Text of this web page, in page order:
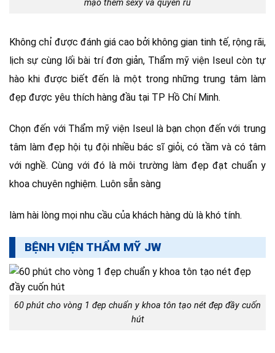
mạo thêm sexy và quyến rũ
Không chỉ được đánh giá cao bởi không gian tinh tế, rộng rãi,
lịch sự cùng lối bài trí đơn giản, Thẩm mỹ viện Iseul còn tự
hào khi được biết đến là một trong những trung tâm làm
đẹp được yêu thích hàng đầu tại TP Hồ Chí Minh.
Chọn đến với Thẩm mỹ viện Iseul là bạn chọn đến với trung
tâm làm đẹp hội tụ đội nhiều bác sĩ giỏi, có tầm và có tâm
với nghề. Cùng với đó là môi trường làm đẹp đạt chuẩn y
khoa chuyên nghiệm. Luôn sẵn sàng
làm hài lòng mọi nhu cầu của khách hàng dù là khó tính.
BỆNH VIỆN THẨM MỸ JW
60 phút cho vòng 1 đẹp chuẩn y khoa tôn tạo nét đẹp đầy cuốn
hút